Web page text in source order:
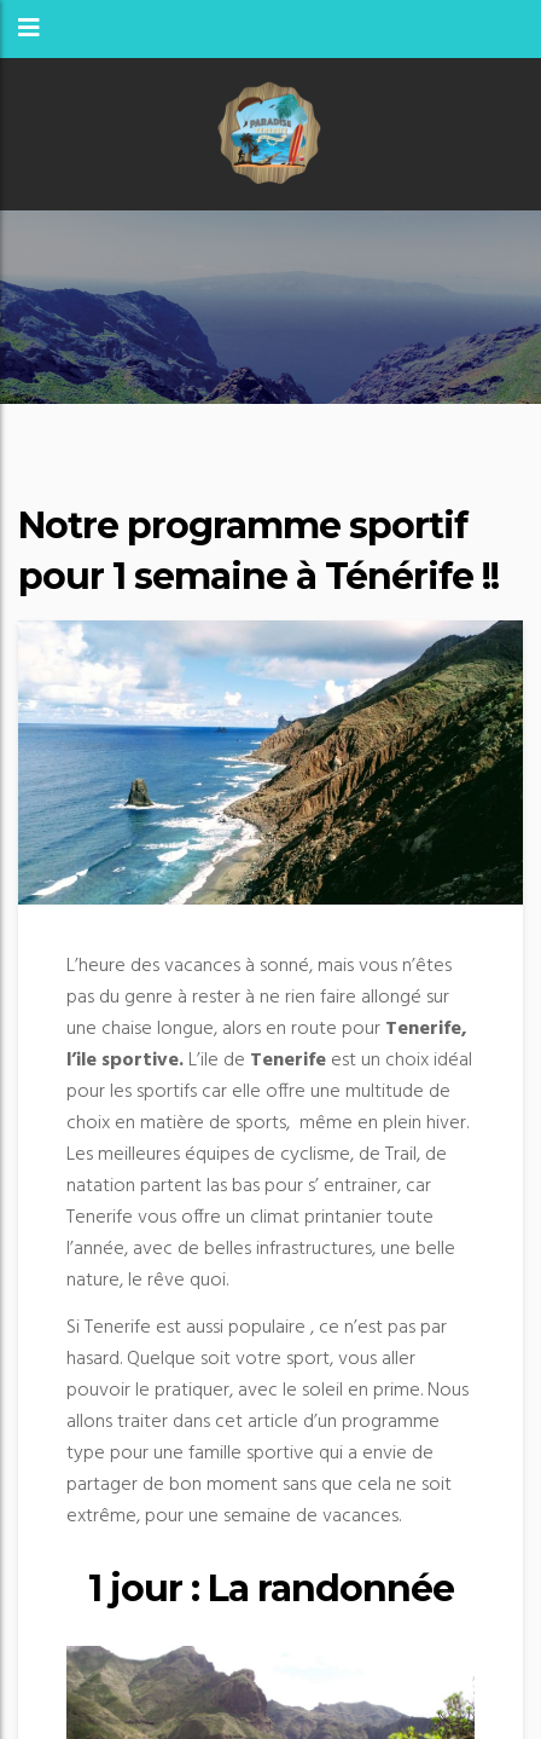
Notre programme sportif
pour 1 semaine à Ténérife !!
L’heure des vacances à sonné, mais vous n’êtes
pas du genre à rester à ne rien faire allongé sur
une chaise longue, alors en route pourTenerife,
l’ile sportive.L’ile de Tenerifeest un choix idéal
pour les sportifs car elle offre une multitude de
choix en matière de sports, même en plein hiver.
Les meilleures équipes de cyclisme, de Trail, de
natation partent las bas pour s’ entrainer, car
Tenerife vous offre un climat printanier toute
l’année, avec de belles infrastructures, une belle
nature, le rêve quoi.
Si Tenerife est aussi populaire , ce n’est pas par
hasard. Quelque soit votre sport, vous aller
pouvoir le pratiquer, avec le soleil en prime. Nous
allons traiter dans cet article d’un programme
type pour une famille sportive qui a envie de
partager de bon moment sans que cela ne soit
extrême, pour une semaine de vacances.
1 jour : La randonnée